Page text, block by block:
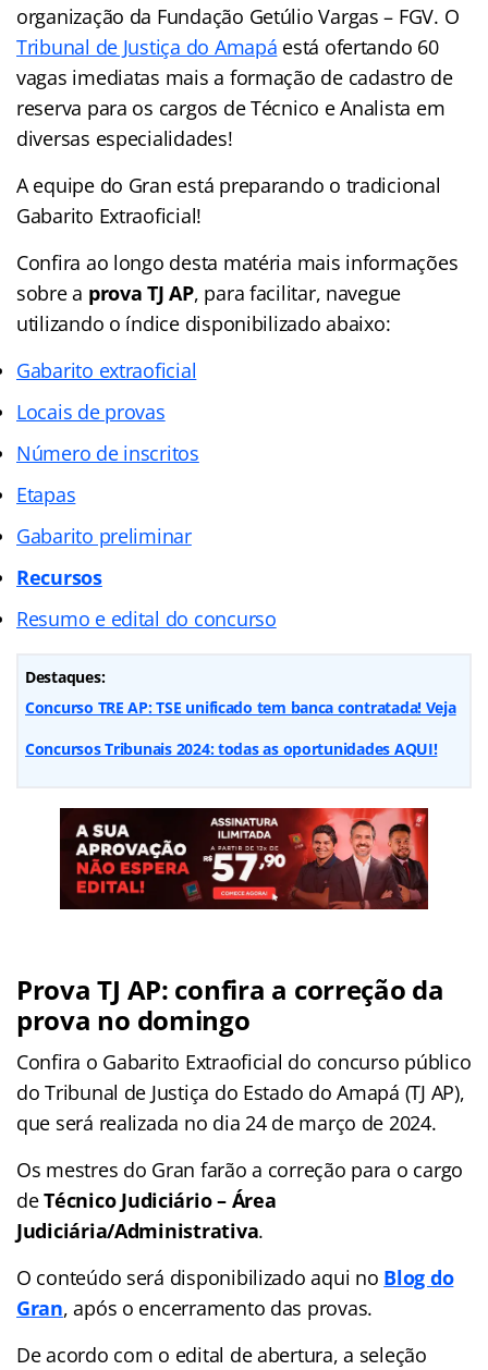
organização da Fundação Getúlio Vargas – FGV. O
Tribunal de Justiça do Amapá está ofertando 60
vagas imediatas mais a formação de cadastro de
reserva para os cargos de Técnico e Analista em
diversas especialidades!
A equipe do Gran está preparando o tradicional
Gabarito Extraoficial!
Confira ao longo desta matéria mais informações
sobre a prova TJ AP, para facilitar, navegue
utilizando o índice disponibilizado abaixo:
Gabarito extraoficial
Locais de provas
Número de inscritos
Etapas
Gabarito preliminar
Recursos
Resumo e edital do concurso
Destaques:
Concurso TRE AP: TSE unificado tem banca contratada! Veja
Concursos Tribunais 2024: todas as oportunidades AQUI!
Prova TJ AP: confira a correção da
prova no domingo
Confira o Gabarito Extraoficial do concurso público
do Tribunal de Justiça do Estado do Amapá (TJ AP),
que será realizada no dia 24 de março de 2024.
Os mestres do Gran farão a correção para o cargo
deTécnico Judiciário – Área
Judiciária/Administrativa.
O conteúdo será disponibilizado aqui no Blog do
Gran, após o encerramento das provas.
De acordo com o edital de abertura, a seleção